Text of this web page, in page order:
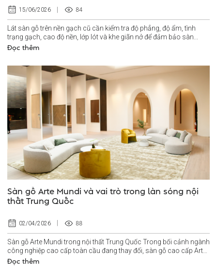
15/06/2026 84
Lát sàn gỗ trên nền gạch cũ cần kiểm tra độ phẳng, độ ẩm, tình
trạng gạch, cao độ nền, lớp lót và khe giãn nở để đảm bảo sàn...
Đọc thêm
Sàn gỗ Arte Mundi và vai trò trong làn sóng nội
thất Trung Quốc
02/04/2026 88
Sàn gỗ Arte Mundi trong nội thất Trung Quốc Trong bối cảnh ngành
công nghiệp cao cấp toàn cầu đang thay đổi, sàn gỗ cao cấp Arte
Mundi nổi lên...
Đọc thêm